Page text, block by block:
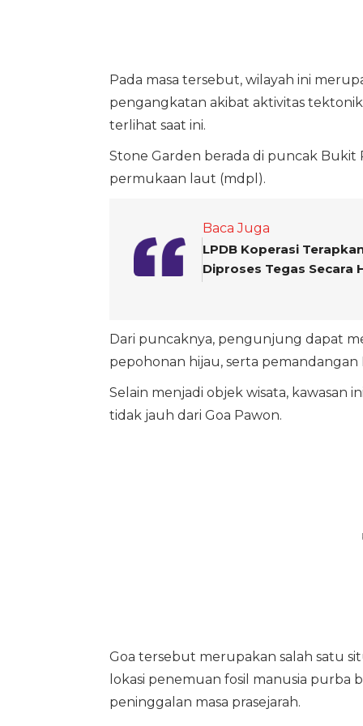
Pada masa tersebut, wilayah ini
pengangkatan akibat aktivitas
terlihat saat ini.
Stone Garden berada di puncak Bukit
permukaan laut (mdpl).
Baca Juga
LPDB Koperasi
Diproses Tegas Secara
Dari puncaknya, pengunjung dapat
pepohonan hijau, serta
Selain menjadi objek wisata, kawasan
tidak jauh dari Goa Pawon.
Goa tersebut merupakan salah satu
lokasi penemuan fosil manusia purba
peninggalan masa prasejarah.